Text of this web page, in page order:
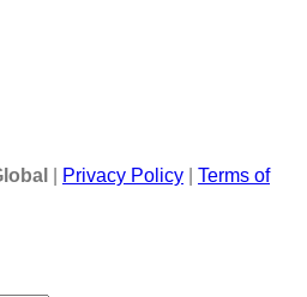
Privacy Policy
Terms of